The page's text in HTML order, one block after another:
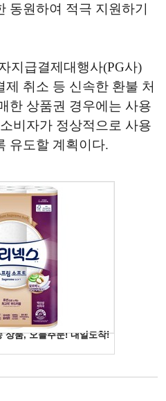
동원하여 적극 지원하기
지급결제대행사(PG사)
취소 등 신속한 환불 처
한 상품권 경우에는 사용
비자가 정상적으로 사용
유도할 계획이다.